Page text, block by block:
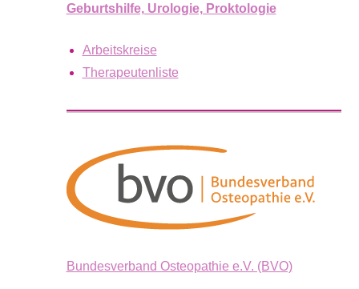
Geburtshilfe, Urologie, Proktologie
Arbeitskreise
Therapeutenliste
Bundesverband Osteopathie e.V. (BVO)